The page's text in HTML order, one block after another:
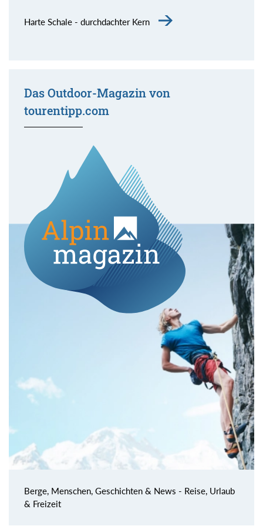
Harte Schale - durchdachter Kern
Das Outdoor-Magazin von
tourentipp.com
Berge, Menschen, Geschichten & News - Reise, Urlaub
& Freizeit